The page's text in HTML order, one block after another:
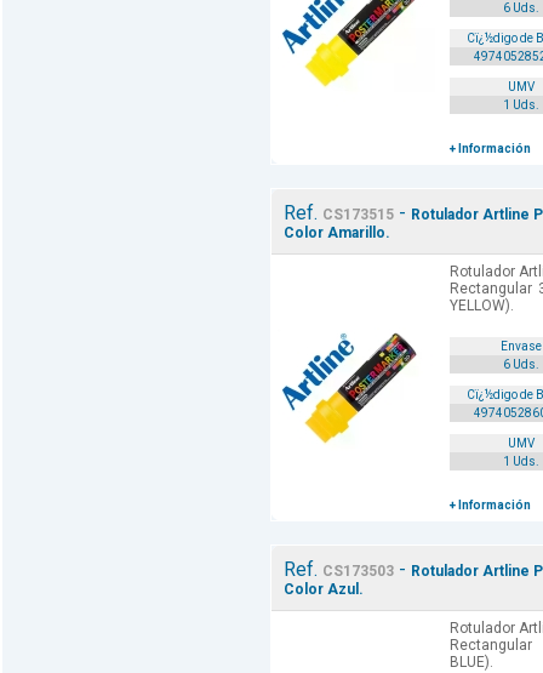
6 Uds.
Cï¿½digo de
UMV
1 Uds.
+ Información
Ref. CS173515- Rotulador Artline
Color Amarillo.
Rotulador
Rectangular
YELLOW).
Envase
6 Uds.
Cï¿½digo de
UMV
1 Uds.
+ Información
Ref. CS173503- Rotulador Artline
Color Azul.
Rotulador
BLUE).